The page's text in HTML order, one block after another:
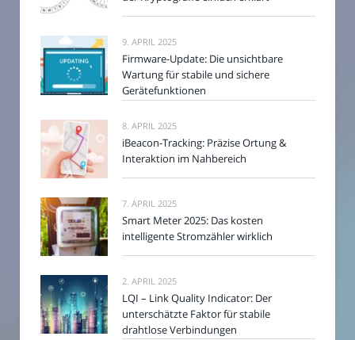
9. APRIL 2025
Firmware-Update: Die unsichtbare
Wartung für stabile und sichere
Gerätefunktionen
8. APRIL 2025
iBeacon-Tracking: Präzise Ortung &
Interaktion im Nahbereich
7. APRIL 2025
Smart Meter 2025: Das kosten
intelligente Stromzähler wirklich
2. APRIL 2025
LQI – Link Quality Indicator: Der
unterschätzte Faktor für stabile
drahtlose Verbindungen